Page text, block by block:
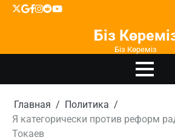
Перейти
X google
facebook
instagram
reddityoutube
Біз
Біз Көреміз
Главная
Политика
Я категорически против реформ
Токаев